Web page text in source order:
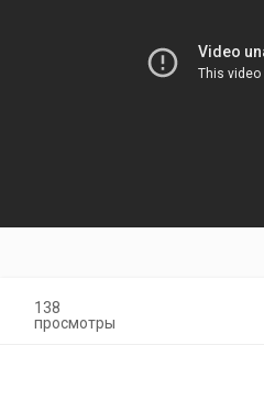
138
просмотры